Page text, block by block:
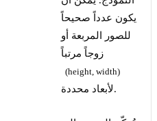
يكون عدداً صحيحاً
للصور المربعة أو
زوجاً مرتباً
(height, width)
لأبعاد محددة.